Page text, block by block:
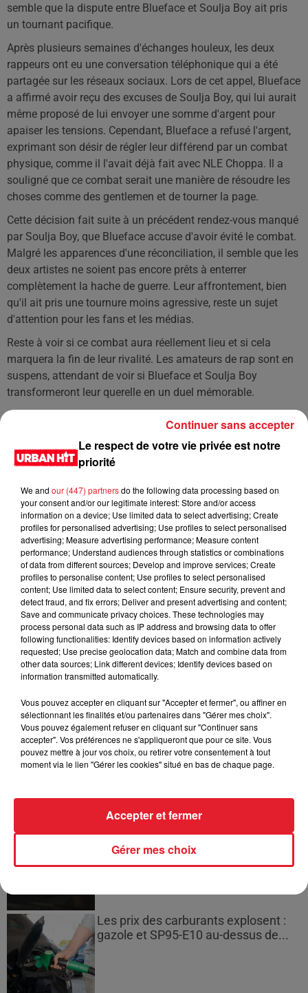
semble que la dispute entre Blueface et Soulja Boy ait pris
un tournant pacifique.
Après plusieurs semaines d'échanges houleux, les deux
rappeurs ont eu une conversation téléphonique qui a été
partagée sur les réseaux sociaux. Lors de cet appel, Blueface
a affirmé avoir reçu des excuses de Soulja Boy, qui lui aurait
même proposé de lui envoyer une somme d'argent pour
apaiser les tensions. Cependant, Blueface a refusé l'argent,
exprimant son désir de régler leur différend par un combat
physique, comme il l'avait déjà fait avec NLE Choppa. Il a
souligné que ce combat serait une manière de résoudre les
choses comme des gentlemen et de tourner la page.
Cette décision fait suite à un précédent rendez-vous manqué
par Soulja Boy, que Blueface accuse d'avoir évité le combat.
Malgré les apparences d'une réconciliation, il semble que les
deux artistes ne soient pas encore prêts à enterrer
complètement la hache de guerre. Leur affrontement, bien
qu'il ait pris une tournure moins agressive, reste un sujet
d'attention pour les fans et les médias.
Reste à voir si ce combat aura réellement lieu et si cela
marquera la fin de leur rivalité. Les amateurs de rap sont en
suspens, attendant de voir si Blueface et Soulja Boy
transformeront leur querelle en un duel mémorable.
LES DERNIÈRES NEWS Voir plus
Jay-Z se bat contre la grand-mère
Cassie met fin à une ex-escorte
masculine dans sa bataille...
Des vitres tombent de la tour
Montparnasse : des désaccords
entre...
Incendies en Gironde : encore
plusieurs semaines avant
l'extinction...
de deux militaires disparus...
Les prix des carburants explosent :
gazole et SP95-E10 au-dessus de...
Le respect de votre vie privée est notre
priorité
We and our (447) partnersdo the following data processing based on
your consent and/or our legitimate interest: Store and/or access
information on a device; Use limited data to select advertising; Create
profiles for personalised advertising; Use profiles to select personalised
advertising; Measure advertising performance; Measure content
performance; Understand audiences through statistics or combinations
of data from different sources; Develop and improve services; Create
profiles to personalise content; Use profiles to select personalised
content; Use limited data to select content; Ensure security, prevent and
detect fraud, and fix errors; Deliver and present advertising and content;
Save and communicate privacy choices. These technologies may
process personal data such as IP address and browsing data to offer
following functionalities: Identify devices based on information actively
requested; Use precise geolocation data; Match and combine data from
other data sources; Link different devices; Identify devices based on
information transmitted automatically.
Vous pouvez accepter en cliquant sur "Accepter et fermer", ou affiner en
sélectionnant les finalités et/ou partenaires dans "Gérer mes choix".
Vous pouvez également refuser en cliquant sur "Continuer sans
accepter". Vos préférences ne s'appliqueront que pour ce site. Vous
pouvez mettre à jour vos choix, ou retirer votre consentement à tout
moment via le lien "Gérer les cookies" situé en bas de chaque page.
Gérer mes choix
Accepter et fermer
Continuer sans accepter